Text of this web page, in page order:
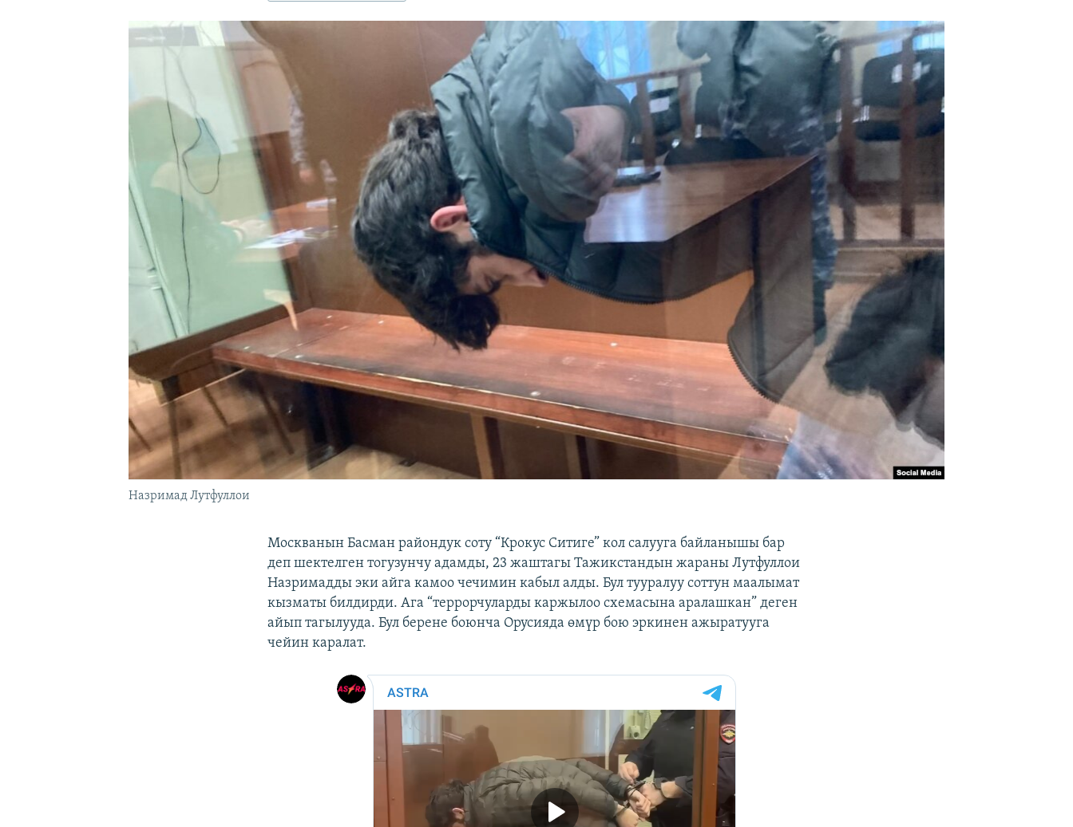
Назримад Лутфуллои
Москванын Басман райондук соту “Крокус Ситиге” кол салууга байланышы бар
деп шектелген тогузунчу адамды, 23 жаштагы Тажикстандын жараны Лутфуллои
Назримадды эки айга камоо чечимин кабыл алды. Бул тууралуу соттун маалымат
кызматы билдирди. Ага “террорчуларды каржылоо схемасына аралашкан” деген
айып тагылууда. Бул берене боюнча Орусияда өмүр бою эркинен ажыратууга
чейин каралат.